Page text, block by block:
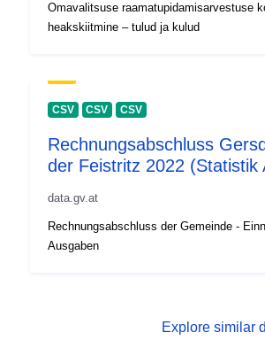
Omavalitsuse raamatupidamisarvestuse
heakskiitmine – tulud ja kulud
CSV CSV CSV
Rechnungsabschluss
der Feistritz 2022 (Statistik
data.gv.at
Rechnungsabschluss der Gemeinde -
Ausgaben
Explore similar